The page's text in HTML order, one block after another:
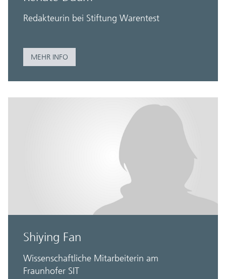
Redakteurin bei Stiftung Warentest
MEHR INFO
Shiying Fan
Wissenschaftliche Mitarbeiterin am
Fraunhofer SIT